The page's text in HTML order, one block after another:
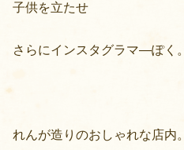
子供を立たせ
さらにインスタグラマ—ぽく。
れんが造りのおしゃれな店内。